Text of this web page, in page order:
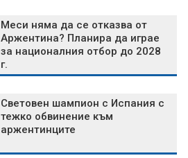
Меси няма да се отказва от
Аржентина? Планира да играе
за националния отбор до 2028
г.
Световен шампион с Испания с
тежко обвинение към
аржентинците